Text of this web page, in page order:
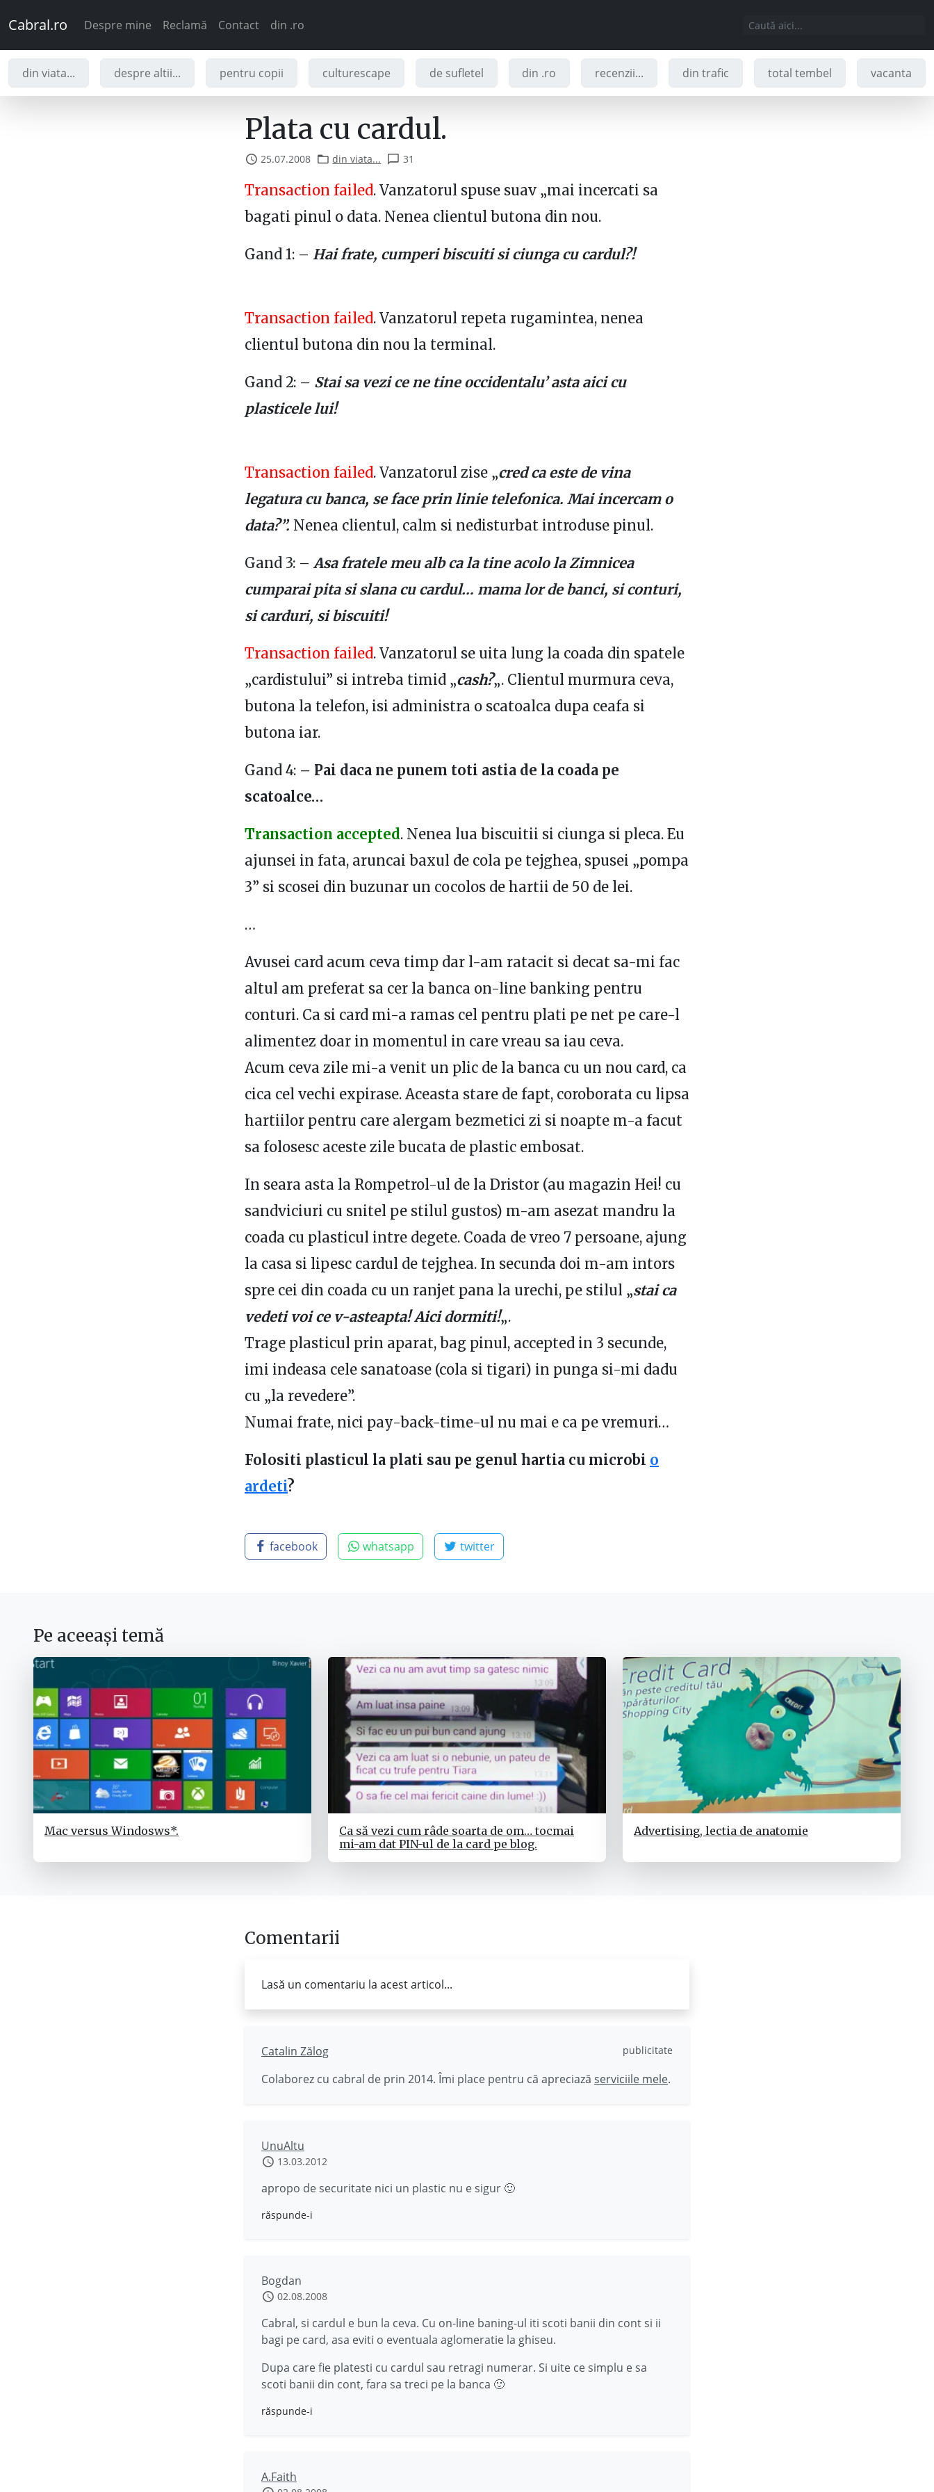
Cabral.ro Despre mine Reclamă Contact din .ro
din viata... despre altii... pentru copii culturescape de sufletel din .ro recenzii... din trafic total tembel vacanta
Plata cu cardul.
25.07.2008 din viata... 31
Transaction failed. Vanzatorul spuse suav „mai incercati sa
bagati pinul o data. Nenea clientul butona din nou.
Gand 1: – Hai frate, cumperi biscuiti si ciunga cu cardul?!
Transaction failed. Vanzatorul repeta rugamintea, nenea
clientul butona din nou la terminal.
Gand 2: – Stai sa vezi ce ne tine occidentalu’ asta aici cu
plasticele lui!
Transaction failed. Vanzatorul zise „cred ca este de vina
legatura cu banca, se face prin linie telefonica. Mai incercam o
data?”. Nenea clientul, calm si nedisturbat introduse pinul.
Gand 3: –Asa fratele meu alb ca la tine acolo la Zimnicea
cumparai pita si slana cu cardul… mama lor de banci, si conturi,
si carduri, si biscuiti!
Transaction failed. Vanzatorul se uita lung la coada din spatele
„cardistului” si intreba timid „cash?„. Clientul murmura ceva,
butona la telefon, isi administra o scatoalca dupa ceafa si
butona iar.
Gand 4: – Pai daca ne punem toti astia de la coada pe
scatoalce…
Transaction accepted. Nenea lua biscuitii si ciunga si pleca. Eu
ajunsei in fata, aruncai baxul de cola pe tejghea, spusei „pompa
3” si scosei din buzunar un cocolos de hartii de 50 de lei.
…
Avusei card acum ceva timp dar l-am ratacit si decat sa-mi fac
altul am preferat sa cer la banca on-line banking pentru
conturi. Ca si card mi-a ramas cel pentru plati pe net pe care-l
alimentez doar in momentul in care vreau sa iau ceva.
Acum ceva zile mi-a venit un plic de la banca cu un nou card, ca
cica cel vechi expirase. Aceasta stare de fapt, coroborata cu lipsa
hartiilor pentru care alergam bezmetici zi si noapte m-a facut
sa folosesc aceste zile bucata de plastic embosat.
In seara asta la Rompetrol-ul de la Dristor (au magazin Hei! cu
sandviciuri cu snitel pe stilul gustos) m-am asezat mandru la
coada cu plasticul intre degete. Coada de vreo 7 persoane, ajung
la casa si lipesc cardul de tejghea. In secunda doi m-am intors
spre cei din coada cu un ranjet pana la urechi, pe stilul „stai ca
vedeti voi ce v-asteapta! Aici dormiti!„.
Trage plasticul prin aparat, bag pinul, accepted in 3 secunde,
imi indeasa cele sanatoase (cola si tigari) in punga si-mi dadu
cu „la revedere”.
Numai frate, nici pay-back-time-ul nu mai e ca pe vremuri…
Folositi plasticul la plati sau pe genul hartia cu microbi o
ardeti?
facebook whatsapp twitter
Pe aceeași temă
Mac versus Windosws*.
Ca să vezi cum râde soarta de om… tocmai
mi-am dat PIN-ul de la card pe blog.
Advertising, lectia de anatomie
Comentarii
Lasă un comentariu la acest articol...
Catalin Zălog publicitate
Colaborez cu cabral de prin 2014. Îmi place pentru că apreciază serviciile mele.
UnuAltu
13.03.2012
apropo de securitate nici un plastic nu e sigur 🙂
răspunde-i
Bogdan
02.08.2008
Cabral, si cardul e bun la ceva. Cu on-line baning-ul iti scoti banii din cont si ii
bagi pe card, asa eviti o eventuala aglomeratie la ghiseu.
Dupa care fie platesti cu cardul sau retragi numerar. Si uite ce simplu e sa
scoti banii din cont, fara sa treci pe la banca 🙂
răspunde-i
A.Faith